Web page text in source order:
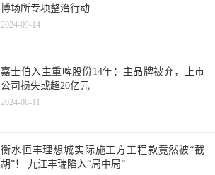
博场所专项整治行动
2024-09-14
嘉士伯入主重啤股份14年：主品牌被弃，上市
公司损失或超20亿元
2024-08-11
衡水恒丰理想城实际施工方工程款竟然被“截
胡”！ 九江丰瑞陷入“局中局”